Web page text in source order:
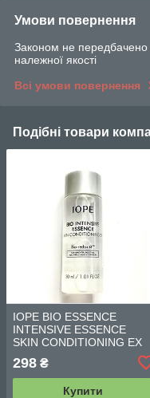
Умови повернення
Законом не передбачено
належної якості
Всі умови повернення
Подібні товари
IOPE BIO ESSENCE
INTENSIVE ESSENCE
SKIN CONDITIONING EX
відновлювальна есенція
30 мл
298 ₴
Купити